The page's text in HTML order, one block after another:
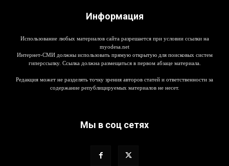
Информация
Использование любых материалов сайта разрешается при условии ссылки на
myodesa.net
Интернет-СМИ должны использовать прямую открытую для поисковых систем
гиперссылку. Ссылка должна размещаться в первом абзаце материала.
Редакция может не разделять точку зрения авторов статей и ответственности за
содержание републицируемых материалов не несет.
Мы в соц сетях